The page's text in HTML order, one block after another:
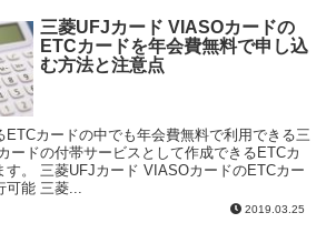
三菱UFJカード VIASOカードの
ETCカードを年会費無料で申し込
む方法と注意点
ETCカードの中でも年会費無料で利用できる三
ードの付帯サービスとして作成できるETCカ
す。 三菱UFJカード VIASOカードのETCカー
可能 三菱...
2019.03.25